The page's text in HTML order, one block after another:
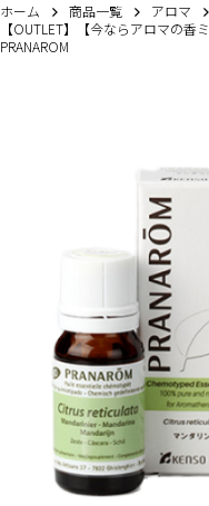
ホーム
商品一覧 アロマ
【OUTLET】【今ならアロマの
PRANAROM